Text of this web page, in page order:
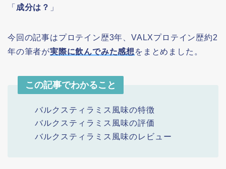
「 成分は？ 」
今回の記事はプロテイン歴3年、VALXプロテイン歴約2
年の筆者が実際に飲んでみた感想 をまとめました。
この記事でわかること
バルクスティラミス風味の特徴
バルクスティラミス風味の評価
バルクスティラミス風味のレビュー